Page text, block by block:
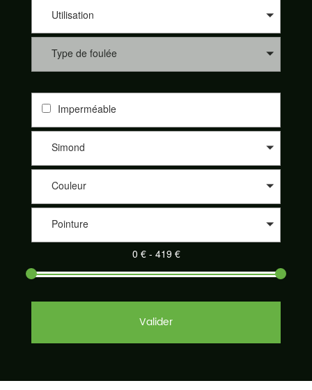
Asolo, Bestard, Brooks, Dynafit, Élémentaire, Five Fingers,
On-Running, Raidlight, Salewa, Salomon, Saucony, Scarpa,
Scott, Tecnica et Topo athletic. Nos partenaires sont de plus en
de Philippe, Trail Store, Télémark Pyrénées, Alpinstore ou
encore Chullanka. Et cela au meilleur prix. Naviguez sur le
comparateur, sélectionnez les critères de votre choix et
découvrez votre paire de chaussures de sport adaptée parmi
un large éventail.
Utilisation
Type de foulée
Imperméable
Simond
Couleur
Pointure
Valider